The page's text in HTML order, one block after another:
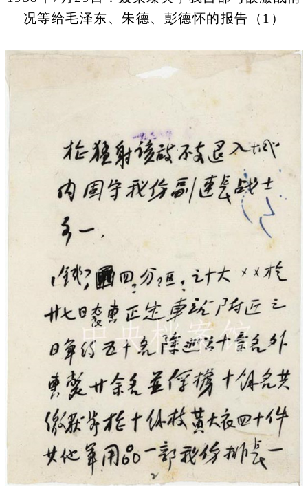
况等给毛泽东、朱德、彭德怀的报告（1）